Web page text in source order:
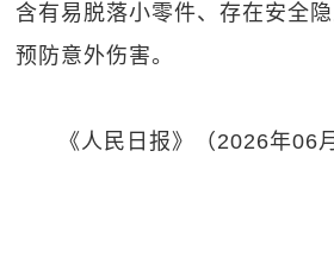
含有易脱落小零件、存在安全
预防意外伤害。
《人民日报》（2026年06